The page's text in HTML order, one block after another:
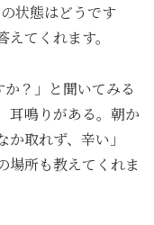
状態はどうです
てくれます。
？」と聞いてみる
耳鳴りがある。朝か
取れず、辛い」
場所も教えてくれま